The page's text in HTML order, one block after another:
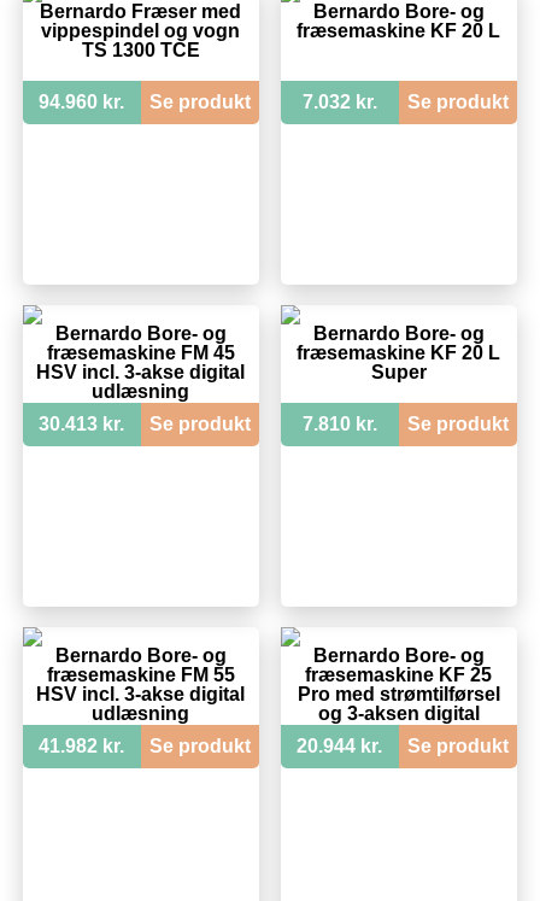
Bernardo Fræser med
vippespindel og vogn
TS 1300 TCE
94.960 kr. Se produkt
Bernardo Bore- og
fræsemaskine KF 20 L
7.032 kr. Se produkt
Bernardo Bore- og
fræsemaskine FM 45
HSV incl. 3-akse digital
udlæsning
30.413 kr.
Se produkt
Bernardo Bore- og
fræsemaskine KF 20 L
Super
7.810 kr. Se produkt
Bernardo Bore- og
fræsemaskine FM 55
HSV incl. 3-akse digital
udlæsning
41.982 kr.
Se produkt
Bernardo Bore- og
fræsemaskine KF 25
Pro med strømtilførsel
og 3-aksen digital
20.944 kr. Se produkt